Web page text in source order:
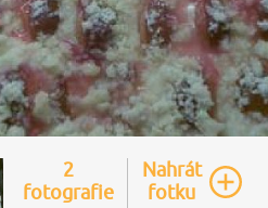
2
fotografie
Nahrát
fotku